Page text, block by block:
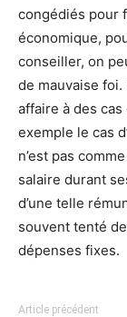
congédiés pour
économique,
conseiller, on
de mauvaise foi.
affaire à des
exemple le cas
n’est pas
salaire durant
d’une telle
souvent tenté
dépenses fixes.
Article précédent